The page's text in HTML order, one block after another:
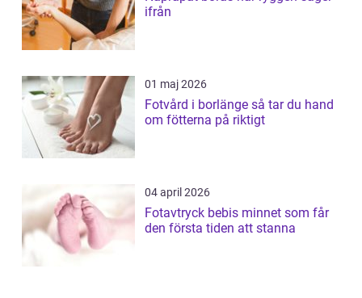
ifrån
01 maj 2026
Fotvård i borlänge så tar du hand
om fötterna på riktigt
04 april 2026
Fotavtryck bebis minnet som får
den första tiden att stanna